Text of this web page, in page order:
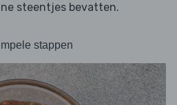
steentjes bevatten.
stappen